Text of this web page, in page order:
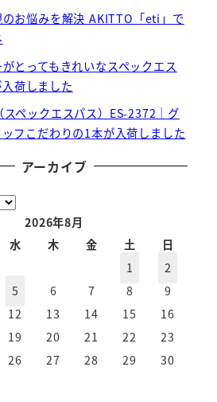
お悩みを解決 AKITTO「eti」で
とってもきれいなスペックエス
荷しました
ペックエスパス）ES-2372｜グ
フこだわりの1本が入荷しました
アーカイブ
2026年8月
水 木 金 土
日
1
2
5 6 7 8
9
12 13 14 15
16
19 20 21 22
23
26 27 28 29
30